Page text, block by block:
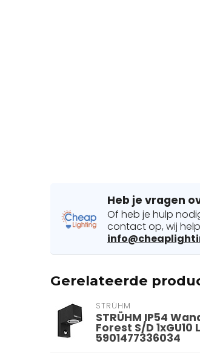
Heb je vragen
Of heb je hulp
contact op, wij
Gerelateerde
STRÜHM
STRÜHM IP54
Forest S/D 1xGU10
5901477336034